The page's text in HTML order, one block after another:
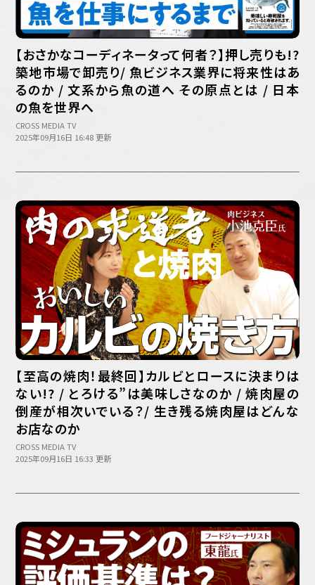
シンカケイコウホウ
バックオフィス
その他
動画
ビジネス・ブック・アカデミー
業界ビジネス
プロフェッショナル対談
コンディショニング
編集4.0
その他
ラジオ
Podcast番組
「ビジネス・ブック・アカデミー」
Podcast番組
「小早川幸一郎の編集者で経営者」
Podcast番組
「東京広報大学」
クロスメディアンとは？
広報誌
「クロスメディアン」アーカイブ
【おさかなコーディネータって何者？】押し売りも!?
築地市場で卸売り/ 魚ビジネス業界に将来性はあ
るのか / 文系から魚の道へ その原点とは / 日本
の魚を世界へ
CROSS MEDIA TV
2025年09月16日 16:48 更新
【至高の焼肉！最終回】カルビとロースに決まりは
ない!? / とろける”は美味しさなのか / 焼肉屋の
倒産が相次いでいる？/ 生き残る焼肉屋はどんな
お店なのか
CROSS MEDIA TV
2025年09月16日 16:33 更新